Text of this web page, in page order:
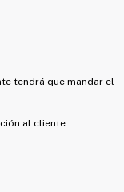
tendrá que mandar el
al cliente.